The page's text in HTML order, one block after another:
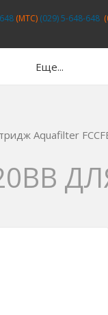
(MTC)(029) 5-648-648
Еще...
Aquafilter